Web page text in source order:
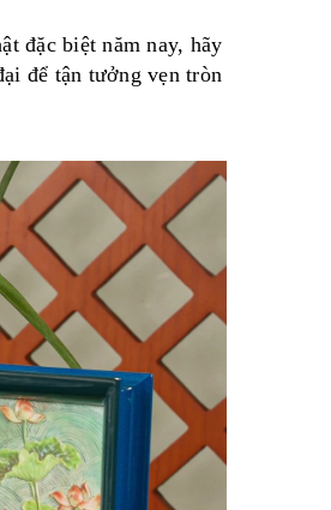
đặc biệt năm nay, hãy
để tận tưởng vẹn tròn